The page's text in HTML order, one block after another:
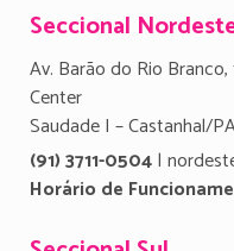
Seccional
Av. Barão do Rio Branco,
Center
Saudade I – Castanhal/
(91) 3711-0504|
Horário de